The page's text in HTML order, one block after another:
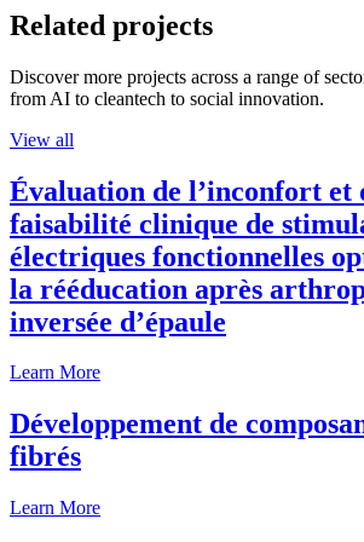
Related projects
Discover more projects across a range of
from AI to cleantech to social innovation.
View all
Évaluation de l’inconfort et
faisabilité clinique de
électriques fonctionnelles
la rééducation après
inversée d’épaule
Learn More
Développement de
fibrés
Learn More